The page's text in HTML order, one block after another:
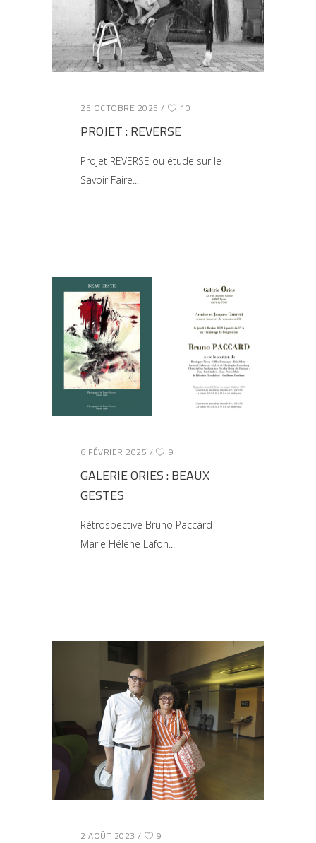
25 OCTOBRE 2025 10
PROJET : REVERSE
Projet REVERSE ou étude sur le
Savoir Faire
6 FÉVRIER 2025 9
GALERIE ORIES : BEAUX
GESTES
Rétrospective Bruno Paccard -
Marie Hélène Lafon
2 AOÛT 2023 9